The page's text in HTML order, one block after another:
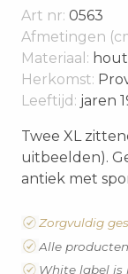
Art nr: 0563
Afmetingen
Materiaal:
Herkomst:
Leeftijd: jaren
Twee XL
uitbeelden).
antiek met
Zorgvuldig
Alle
White label is